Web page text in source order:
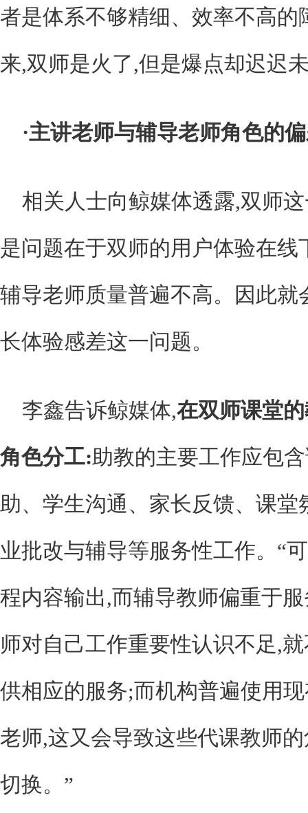
者是体系不够精细、效率不高
来,双师是火了,但是爆点却迟迟
·主讲老师与辅导老师角色的
相关人士向鲸媒体透露,双师
是问题在于双师的用户体验在
辅导老师质量普遍不高。因此
长体验感差这一问题。
李鑫告诉鲸媒体,在双师课堂
角色分工:助教的主要工作应包
助、学生沟通、家长反馈、课
业批改与辅导等服务性工作。“
程内容输出,而辅导教师偏重于
师对自己工作重要性认识不足,
供相应的服务;而机构普遍使用
老师,这又会导致这些代课教师
切换。”